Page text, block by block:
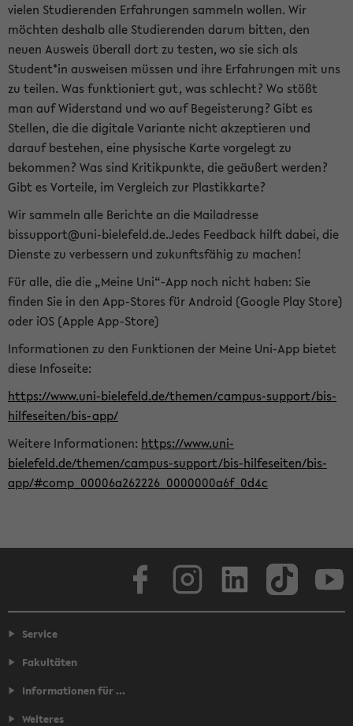
vielen Studierenden Erfahrungen sammeln wollen. Wir
möchten deshalb alle Studierenden darum bitten, den
neuen Ausweis überall dort zu testen, wo sie sich als
Student*in ausweisen müssen und ihre Erfahrungen mit uns
zu teilen. Was funktioniert gut, was schlecht? Wo stößt
man auf Widerstand und wo auf Begeisterung? Gibt es
Stellen, die die digitale Variante nicht akzeptieren und
darauf bestehen, eine physische Karte vorgelegt zu
bekommen? Was sind Kritikpunkte, die geäußert werden?
Gibt es Vorteile, im Vergleich zur Plastikkarte?
Wir sammeln alle Berichte an die Mailadresse
bissupport@uni-bielefeld.de.Jedes Feedback hilft dabei, die
Dienste zu verbessern und zukunftsfähig zu machen!
Für alle, die die „Meine Uni“-App noch nicht haben: Sie
finden Sie in den App-Stores für Android (Google Play Store)
oder iOS (Apple App-Store)
Informationen zu den Funktionen der Meine Uni-App bietet
diese Infoseite:
https://www.uni-bielefeld.de/themen/campus-support/bis-
hilfeseiten/bis-app/
Weitere Informationen: https://www.uni-
bielefeld.de/themen/campus-support/bis-hilfeseiten/bis-
app/#comp_00006a262226_0000000a6f_0d4c
Service
Fakultäten
Informationen für ...
Weiteres